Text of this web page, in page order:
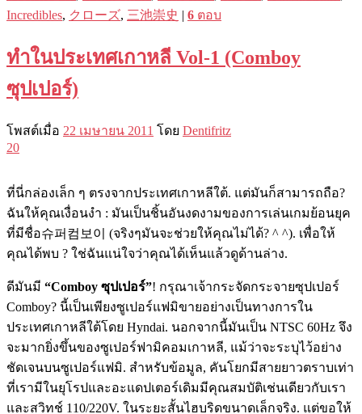
Incredibles, クローズ, 三池崇史 | 6 ตอบ
ทำในประเทศเกาหลี Vol-1 (Comboy
ซุปเปอร์)
โพสต์เมื่อ 22 เมษายน 2011 โดย Dentifritz
20
ที่นี่กล่องเล็ก ๆ ตรงจากประเทศเกาหลีใต้. แต่มันก็สามารถถือ?
ฉันให้คุณเงื่อนงำ : มันเป็นชิ้นอันงดงามของการเล่นเกมย้อนยุค
ที่มีชื่อ슈퍼컴보이 (จริงๆมันจะช่วยให้คุณไม่ได้? ^ ^). เพื่อให้
คุณได้พบ ? ใช่ฉันแน่ใจว่าคุณได้เห็นแล้วดูด้านล่าง.
ดีมันมี “Comboy ซุปเปอร์”! กรุณาเจ้ากระจัดกระจายซุปเปอร์
Comboy? นี้เป็นเพียงซูเปอร์แฟมิขายอย่างเป็นทางการใน
ประเทศเกาหลีใต้โดย Hyndai. นอกจากนี้มันเป็น NTSC 60Hz จึง
จะมากยิ่งขึ้นของซูเปอร์ฟามิคอมเกาหลี, แม้ว่าจะระบุไว้อย่าง
ชัดเจนบนซูเปอร์แฟมิ. สำหรับข้อมูล, คันโยกมีสายยาวตราบเท่า
ที่เรามีในยุโรปและอะแดปเตอร์เดิมมีคุณสมบัติเช่นเดียวกับเรา
และสวิทช์ 110/220V. ในระยะสั้นไฮบริดขนาดเล็กจริง. แต่ขอให้